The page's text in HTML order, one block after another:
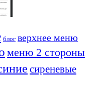
блог верхнее меню
меню 2 стороны
сиреневые